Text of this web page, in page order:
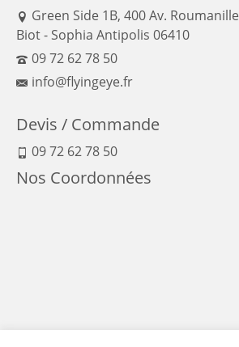
Green Side 1B, 400 Av. Roumanille
Biot - Sophia Antipolis 06410
09 72 62 78 50
info@flyingeye.fr
Devis / Commande
09 72 62 78 50
Nos Coordonnées